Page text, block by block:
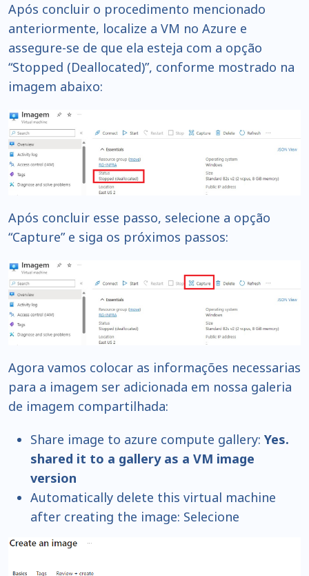
Após concluir o procedimento mencionado
anteriormente, localize a VM no Azure e
assegure-se de que ela esteja com a opção
“Stopped (Deallocated)”, conforme mostrado na
imagem abaixo:
Após concluir esse passo, selecione a opção
“Capture” e siga os próximos passos:
Agora vamos colocar as informações necessarias
para a imagem ser adicionada em nossa galeria
de imagem compartilhada:
Share image to azure compute gallery: Yes.
shared it to a gallery as a VM image
version
Automatically delete this virtual machine
after creating the image: Selecione